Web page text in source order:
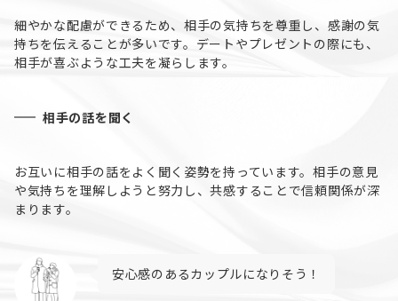
細やかな配慮ができるため、相手の気持ちを尊重し、感謝の気
持ちを伝えることが多いです。デートやプレゼントの際にも、
相手が喜ぶような工夫を凝らします。
相手の話を聞く
お互いに相手の話をよく聞く姿勢を持っています。相手の意見
や気持ちを理解しようと努力し、共感することで信頼関係が深
まります。
安心感のあるカップルになりそう！